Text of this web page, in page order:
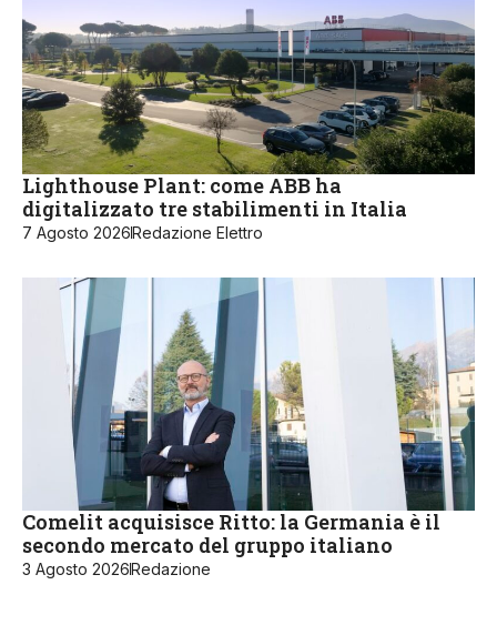
Lighthouse Plant: come ABB ha
digitalizzato tre stabilimenti in Italia
7 Agosto 2026Redazione Elettro
Comelit acquisisce Ritto: la Germania è il
secondo mercato del gruppo italiano
3 Agosto 2026Redazione